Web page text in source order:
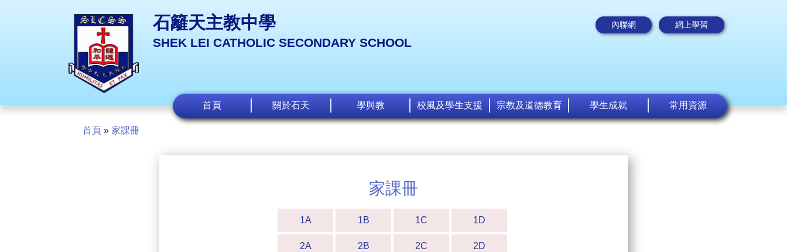
石籬天主教中學
SHEK LEI CATHOLIC SECONDARY SCHOOL
內聯網 網上學習
首頁 關於石天 學與教 校風及學生支援 宗教及道德教育 學生成就 常用資源
首頁 » 家課冊
家課冊
1A 1B 1C 1D
2A 2B 2C 2D